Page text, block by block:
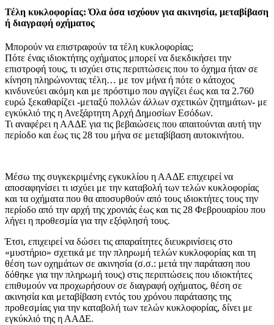
Τέλη κυκλοφορίας: Όλα όσα ισχύουν για ακινησία, μεταβίβαση
ή διαγραφή οχήματος
Μπορούν να επιστραφούν τα τέλη κυκλοφορίας;
Πότε ένας ιδιοκτήτης οχήματος μπορεί να διεκδικήσει την
επιστροφή τους, τι ισχύει στις περιπτώσεις που το όχημα ήταν σε
κίνηση πληρώνοντας τέλη… με τον μήνα ή πότε ο κάτοχος
κινδυνεύει ακόμη και με πρόστιμο που αγγίζει έως και τα 2.760
ευρώ ξεκαθαρίζει -μεταξύ πολλών άλλων σχετικών ζητημάτων- με
εγκύκλιό της η Ανεξάρτητη Αρχή Δημοσίων Εσόδων.
Τι αναφέρει η ΑΑΔΕ για τις βεβαιώσεις που απαιτούνται αυτή την
περίοδο και έως τις 28 του μήνα σε μεταβίβαση αυτοκινήτου.
Μέσω της συγκεκριμένης εγκυκλίου η ΑΑΔΕ επιχειρεί να
αποσαφηνίσει τι ισχύει με την καταβολή των τελών κυκλοφορίας
και τα οχήματα που θα αποσυρθούν από τους ιδιοκτήτες τους την
περίοδο από την αρχή της χρονιάς έως και τις 28 Φεβρουαρίου που
λήγει η προθεσμία για την εξόφλησή τους.
Έτσι, επιχειρεί να δώσει τις απαραίτητες διευκρινίσεις στο
«μυστήριο» σχετικά με την πληρωμή τελών κυκλοφορίας και τη
θέση των οχημάτων σε ακινησία (σ.σ.: μετά την παράταση που
δόθηκε για την πληρωμή τους) στις περιπτώσεις που ιδιοκτήτες
επιθυμούν να προχωρήσουν σε διαγραφή οχήματος, θέση σε
ακινησία και μεταβίβαση εντός του χρόνου παράτασης της
προθεσμίας για την καταβολή των τελών κυκλοφορίας, δίνει με
εγκύκλιό της η ΑΑΔΕ.